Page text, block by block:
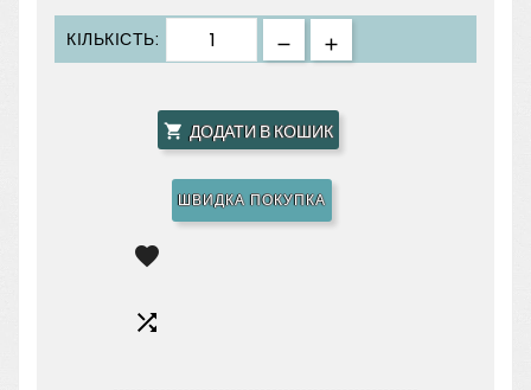
КІЛЬКІСТЬ:
 ДОДАТИ В КОШИК
ШВИДКА ПОКУПКА

